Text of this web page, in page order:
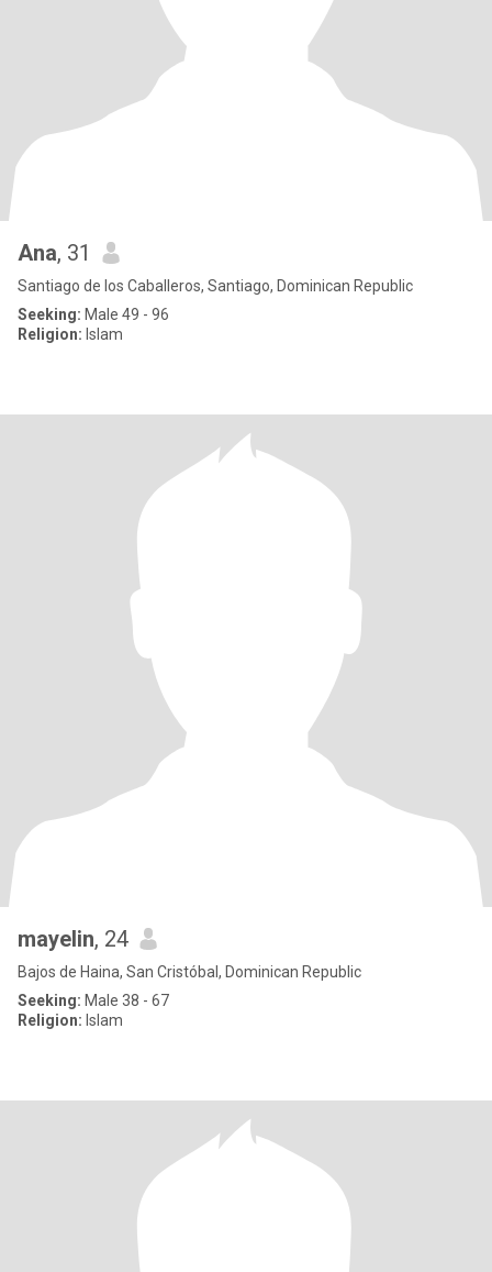
Ana, 31
Santiago de los Caballeros, Santiago, Dominican Republic
Seeking: Male 49 - 96
Religion: Islam
mayelin, 24
Bajos de Haina, San Cristóbal, Dominican Republic
Seeking: Male 38 - 67
Religion: Islam